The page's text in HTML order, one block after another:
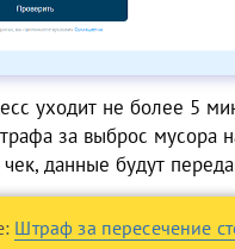
уходит не более 5
за выброс мусора
данные будут
Штраф за пересечение